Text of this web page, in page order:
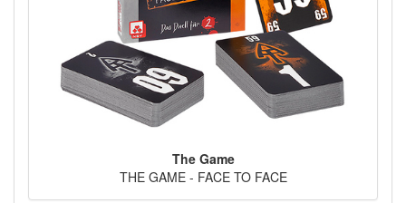
The Game
THE GAME - FACE TO FACE